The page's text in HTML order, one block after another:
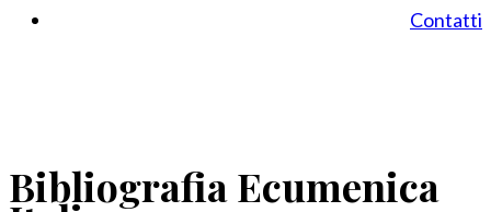
Contatti
Bibliografia Ecumenica